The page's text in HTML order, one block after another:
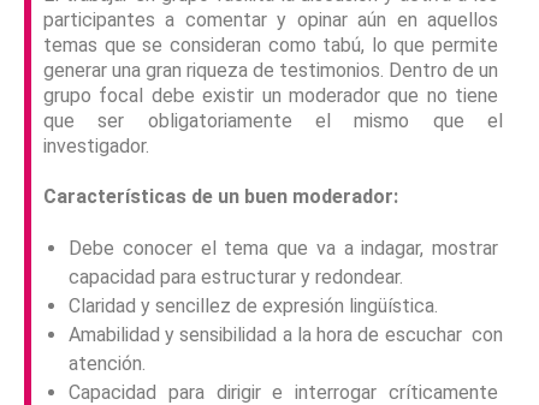
participantes a comentar y opinar aún en aquellos
temas que se consideran como tabú, lo que permite
generar una gran riqueza de testimonios. Dentro de un
grupo focal debe existir un moderador que no tiene
que ser obligatoriamente el mismo que el
investigador.
Características de un buen moderador:
Debe conocer el tema que va a indagar, mostrar
capacidad para estructurar y redondear.
Claridad y sencillez de expresión lingüística.
Amabilidad y sensibilidad a la hora de escuchar con
atención.
Capacidad para dirigir e interrogar críticamente